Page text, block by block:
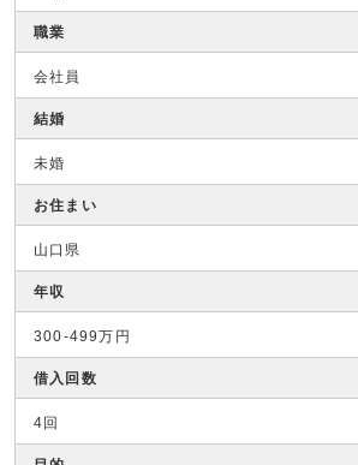
職業
会社員
結婚
未婚
お住まい
山口県
年収
300-499万円
借入回数
4回